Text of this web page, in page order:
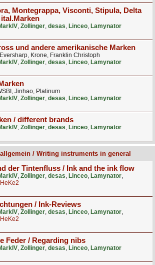
Montegrappa, Visconti, Stipula, Delta
, Zollinger, desas, Linceo, Lamynator
und andere amerikanische Marken
Krone, Franklin Christoph
, Zollinger, desas, Linceo, Lamynator
Jinhao, Platinum
, Zollinger, desas, Linceo, Lamynator
/ different brands
, Zollinger, desas, Linceo, Lamynator
/ Writing instruments in general
der Tintenfluss / Ink and the ink flow
, Zollinger, desas, Linceo, Lamynator,
HeKe2
/ Ink-Reviews
, Zollinger, desas, Linceo, Lamynator,
HeKe2
Feder / Regarding nibs
, Zollinger, desas, Linceo, Lamynator